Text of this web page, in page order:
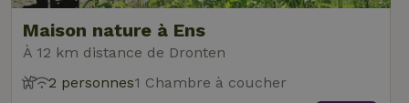
Maison nature à Ens
À 12 km distance de Dronten
2 personnes1 Chambre à coucher